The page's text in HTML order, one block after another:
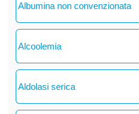
Albumina non convenzionata
Alcoolemia
Aldolasi serica